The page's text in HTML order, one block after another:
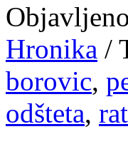
Hronika /
borovic,
odšteta,